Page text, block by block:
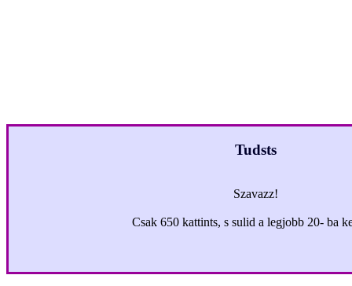
Tudsts
Szavazz!
Csak 650 kattints, s sulid a legjobb 20- ba